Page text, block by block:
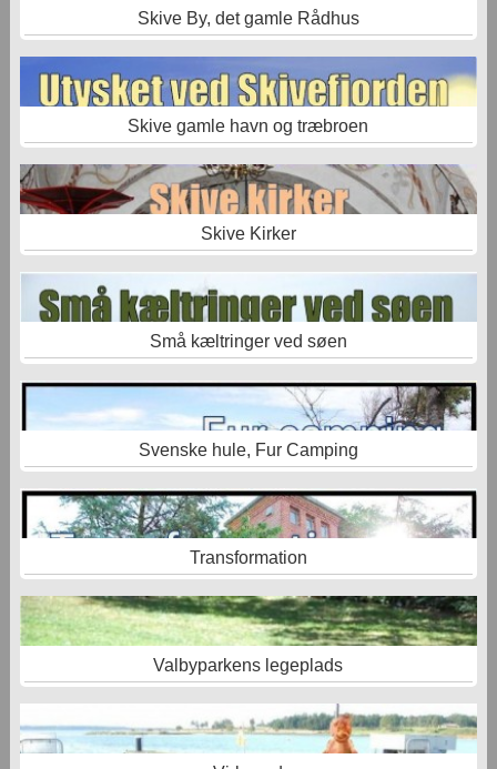
Skive By, det gamle Rådhus
Skive gamle havn og træbroen
Skive Kirker
Små kæltringer ved søen
Svenske hule, Fur Camping
Transformation
Valbyparkens legeplads